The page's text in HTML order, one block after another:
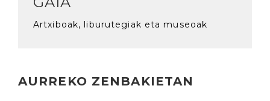
Artxiboak, liburutegiak eta museoak
AURREKO ZENBAKIETAN